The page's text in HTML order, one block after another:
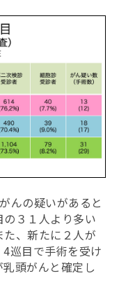
んの疑いがあると
３１人より多い
、新たに２人が
巡目で手術を受け
頭がんと確定し